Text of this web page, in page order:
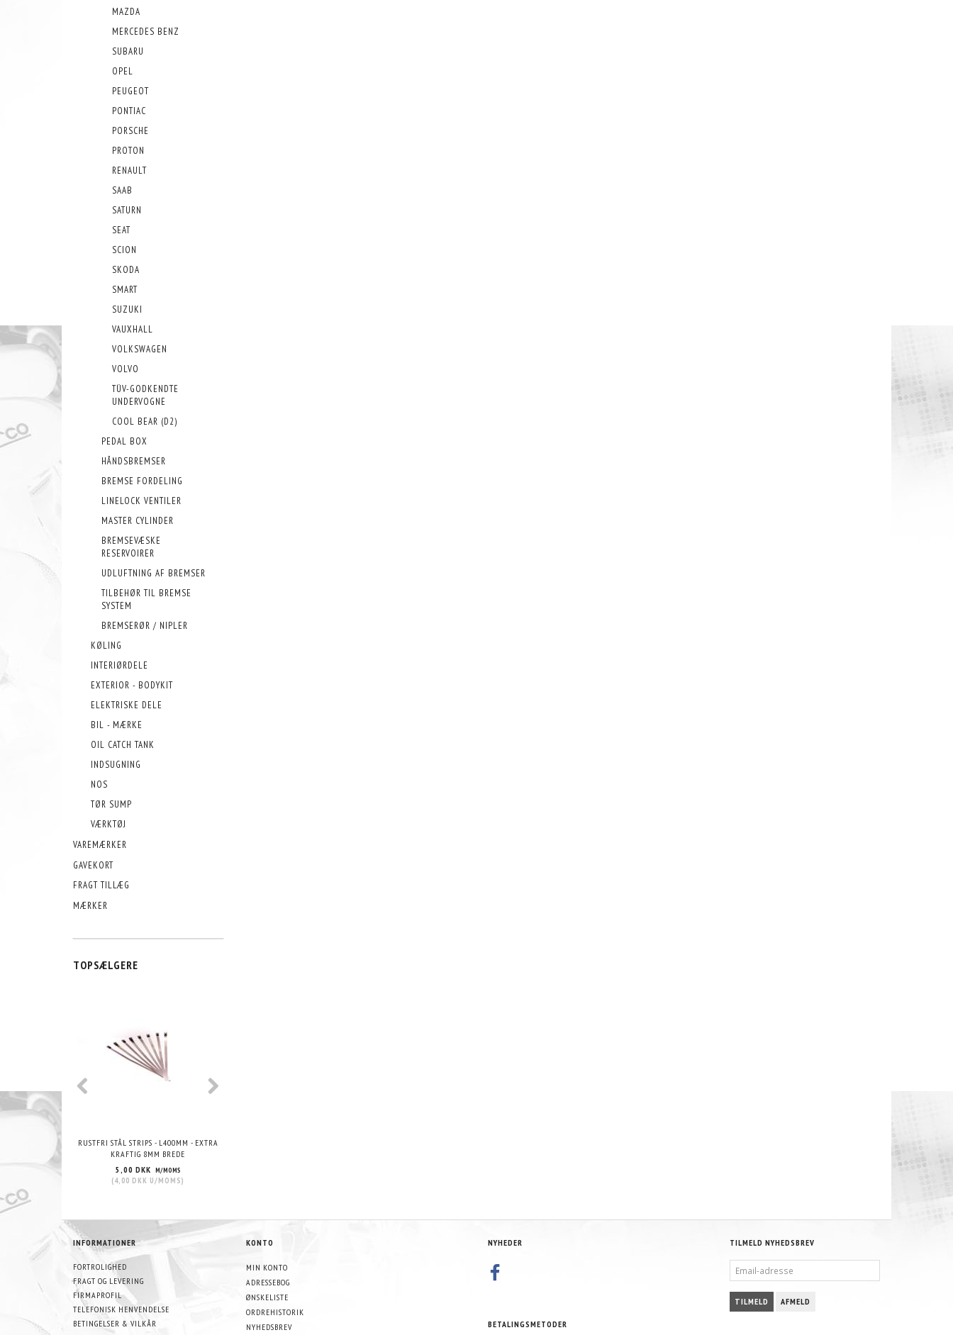
MAZDA
MERCEDES BENZ
SUBARU
OPEL
PEUGEOT
PONTIAC
PORSCHE
PROTON
RENAULT
SAAB
SATURN
SEAT
SCION
SKODA
SMART
SUZUKI
VAUXHALL
VOLKSWAGEN
VOLVO
TÜV-GODKENDTE
UNDERVOGNE
COOL BEAR (D2)
PEDAL BOX
HÅNDSBREMSER
BREMSE FORDELING
LINELOCK VENTILER
MASTER CYLINDER
BREMSEVÆSKE
RESERVOIRER
UDLUFTNING AF BREMSER
TILBEHØR TIL BREMSE
SYSTEM
BREMSERØR / NIPLER
KØLING
INTERIØRDELE
EXTERIOR - BODYKIT
ELEKTRISKE DELE
BIL - MÆRKE
OIL CATCH TANK
INDSUGNING
NOS
TØR SUMP
VÆRKTØJ
VAREMÆRKER
GAVEKORT
FRAGT TILLÆG
MÆRKER
TOPSÆLGERE
RUSTFRI STÅL STRIPS - L400MM - EXTRA
KRAFTIG 8MM BREDE
5,00 DKK M/MOMS
(4,00 DKK U/MOMS)
M/MOMS
INFORMATIONER
FORTROLIGHED
FRAGT OG LEVERING
FIRMAPROFIL
TELEFONISK HENVENDELSE
BETINGELSER & VILKÅR
KONTO
MIN KONTO
ADRESSEBOG
ØNSKELISTE
ORDREHISTORIK
NYHEDSBREV
NYHEDER
BETALINGSMETODER
TILMELD NYHEDSBREV
ADRESSE
TILMELD AFMELD